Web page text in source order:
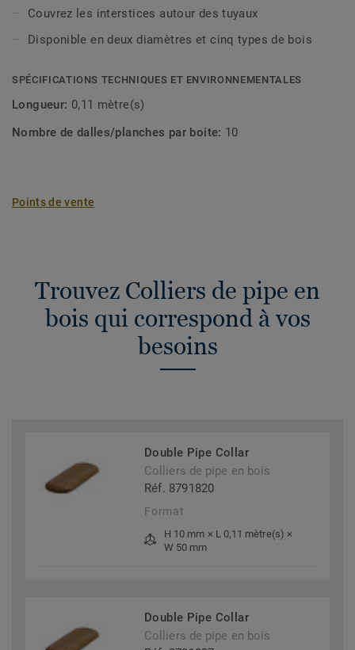
colliers sont vernis et disponibles dans cinq types de bois
de structure peuvent se produire.
Couvrez les interstices autour des tuyaux
Disponible en deux diamètres et cinq types de bois
SPÉCIFICATIONS TECHNIQUES ET ENVIRONNEMENTALES
Longueur: 0,11 mètre(s)
Nombre de dalles/planches par boite: 10
Points de vente
Trouvez Colliers de pipe en
bois qui correspond à vos
besoins
Double Pipe Collar
Colliers de pipe en bois
Réf. 8791820
Format
H 10 mm × L 0,11 mètre(s) ×
W 50 mm
Double Pipe Collar
Colliers de pipe en bois